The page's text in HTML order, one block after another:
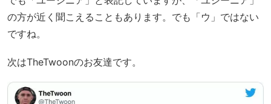
の方が近く聞こえることもあります。でも「ウ」ではない
ですね。
次はTheTwoonのお友達です。